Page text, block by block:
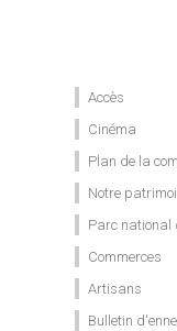
Accès
Cinéma
Plan de la
Notre
Parc national
Commerces
Artisans
Bulletin